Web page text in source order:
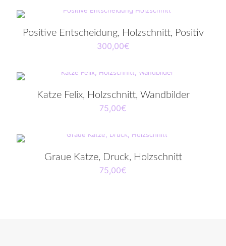
Positive Entscheidung, Holzschnitt, Positiv
300,00€
Katze Felix, Holzschnitt, Wandbilder
75,00€
Graue Katze, Druck, Holzschnitt
75,00€